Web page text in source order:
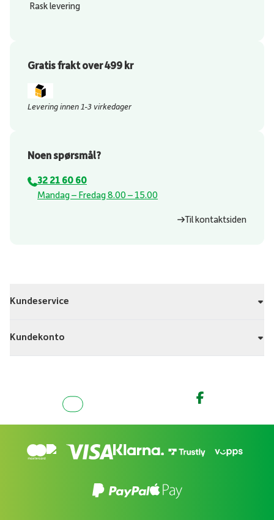
Rask levering
Gratis frakt over 499 kr
Levering innen 1-3 virkedager
Noen spørsmål?
32 21 60 60
⁠Mandag – Fredag 8.00 – 15.00
Til kontaktsiden
Kundeservice
Kundekonto